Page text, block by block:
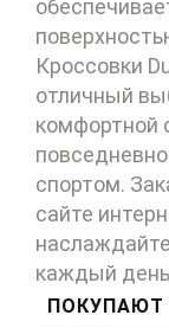
Кроссовки
отличный
комфортной
спортом.
сайте
каждый
ПОКУПАЮТ